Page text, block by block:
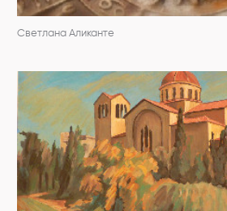
Светлана Аликанте